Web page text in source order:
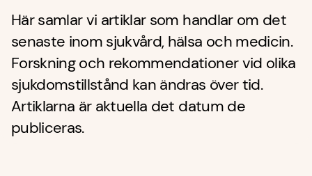
Här samlar vi artiklar som handlar om det
senaste inom sjukvård, hälsa och medicin.
Forskning och rekommendationer vid olika
sjukdomstillstånd kan ändras över tid.
Artiklarna är aktuella det datum de
publiceras.